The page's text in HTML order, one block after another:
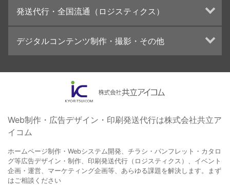
学校・会社案内パンフレット制作・印刷
高精細印刷（スブリマ印刷）
社内報
名刺
一般印刷 （オンデマンド・オフセット）
ユニバーサル・コミュニケーション・デザイン
ブランディング戦略
コンテンツ制作
採用プロモーション
発送代行・全国流通（ロジスティクス）
デジタルコンテンツ制作・撮影・その他
イラスト・キャラクター制作
ロゴデザイン・CI設計
コピー・ライティング
電子ブック制作
自社メディア
Web制作・広告デザイン・印刷発送代行は株式会社共立ア
イコム
ホームページ制作・Webシステム開発、チラシ・パンフレット・カタロ
グ等広告デザイン・制作、印刷発送代行（ロジスティクス）、イベント
企画・運営、マーケティング企画等、あらゆる課題を解決します。まず
はご相談ください